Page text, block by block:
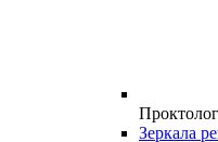
Зеркала